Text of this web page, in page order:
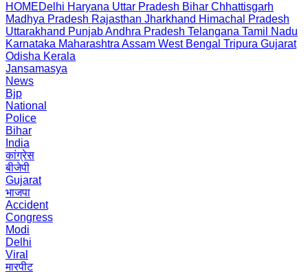
HOMEDelhi Haryana Uttar Pradesh Bihar Chhattisgarh
Madhya Pradesh Rajasthan Jharkhand Himachal Pradesh
Uttarakhand PunjabAndhra Pradesh Telangana Tamil Nadu
Karnataka Maharashtra Assam West Bengal Tripura Gujarat
Odisha Kerala
Jansamasya
News
Bjp
National
Police
Bihar
India
कांग्रेस
बीजेपी
Gujarat
भाजपा
Accident
Congress
Modi
Delhi
Viral
मारपीट